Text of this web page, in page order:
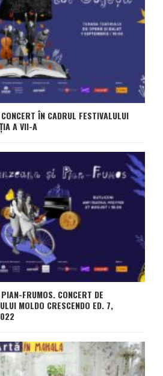
ÎN CADRUL FESTIVALULUI
A VII-A
FRUMOS. CONCERT DE
MOLDO CRESCENDO ED. 7,